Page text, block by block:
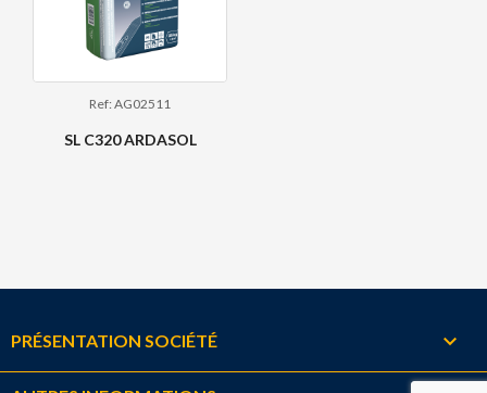
Ref: AG02511
SL C320 ARDASOL
PRÉSENTATION SOCIÉTÉ 